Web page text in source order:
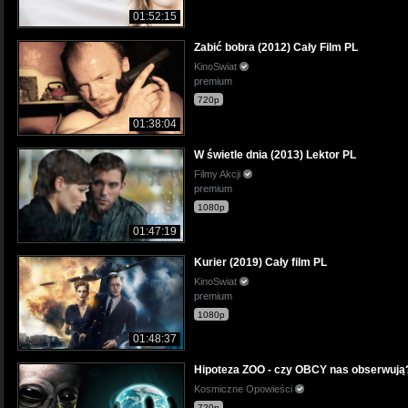
01:52:15
01:38:04
Zabić bobra (2012) Cały Film PL
KinoSwiat
premium
720p
01:47:19
W świetle dnia (2013) Lektor PL
Filmy Akcji
premium
1080p
01:48:37
Kurier (2019) Cały film PL
KinoSwiat
premium
1080p
Hipoteza ZOO - czy OBCY nas
Kosmiczne Opowieści